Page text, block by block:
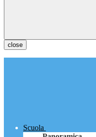
close
Scuola